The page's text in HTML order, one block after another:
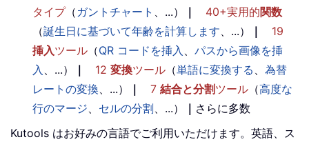
タイプ（ ガントチャート 、...） ｜ 40+実用的関数
（誕生日に基づいて年齢を計算します 、...） ｜
19
挿入ツール （QR コードを挿入
パスから画像を挿
入
、...） ｜ 12 変換ツール （単語に変換する
為替
レートの変換 、...） ｜ 7 結合と分割ツール （高度な
行のマージ
セルの分割 、...） ｜ さらに多数
Kutools はお好みの言語でご利用いただけます。英語、ス